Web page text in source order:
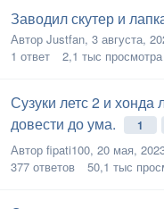
Заводил скутер и
Автор Justfan, 3 августа,
1 ответ 2,1 тыс просмотра
Сузуки летс 2 и
довести до ума.
1
Автор fipati100, 20 мая,
377 ответов 50,1 тыс